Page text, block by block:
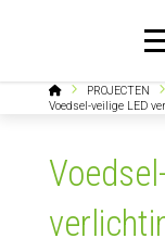
HomePROJECTEN
Voedsel-veilige LED